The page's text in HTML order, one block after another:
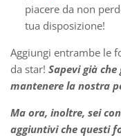
piacere da non
tua disposizione!
Aggiungi entrambe le
da star! Sapevi già
mantenere la nostra
Ma ora, inoltre, sei
aggiuntivi che questi